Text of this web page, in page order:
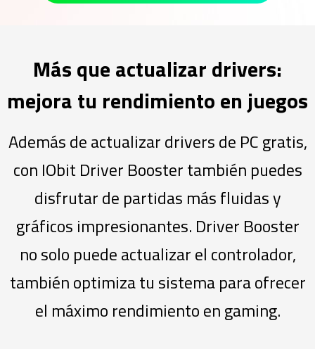
Más que actualizar drivers:
mejora tu rendimiento en juegos
Además de actualizar drivers de PC gratis,
con IObit Driver Booster también puedes
disfrutar de partidas más fluidas y
gráficos impresionantes. Driver Booster
no solo puede actualizar el controlador,
también optimiza tu sistema para ofrecer
el máximo rendimiento en gaming.